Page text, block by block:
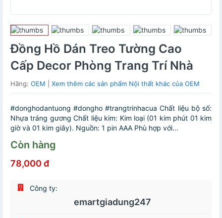
Đồng Hồ Dán Treo Tường Cao
Cấp Decor Phòng Trang Trí Nhà
Hãng: OEM Xem thêm các sản phẩm Nội thất khác của OEM
#donghodantuong #dongho #trangtrinhacua Chất liệu bộ số:
Nhựa tráng gương Chất liệu kim: Kim loại (01 kim phút 01 kim
giờ và 01 kim giây). Nguồn: 1 pin AAA Phù hợp với...
Còn hàng
78,000 đ
Công ty:
emartgiadung247